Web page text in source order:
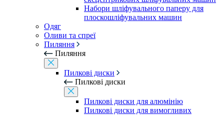
Набори шліфувального паперу для
плоскошліфувальних машин
Одяг
Оливи та спреї
Пиляння
Пиляння
Пилкові диски
Пилкові диски
Пилкові диски для алюмінію
Пилкові диски для вимогливих